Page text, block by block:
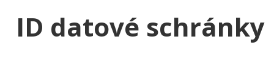
ID datové schránky